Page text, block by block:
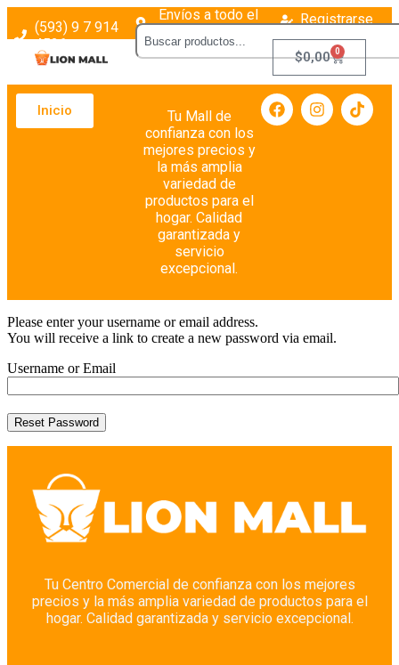
(593) 9 7 914
4526
Envíos a todo el
Registrarse
Login
$0,00 0
Inicio
Tu Mall de
confianza con los
mejores precios y
la más amplia
variedad de
productos para el
hogar. Calidad
garantizada y
servicio
excepcional.
Please enter your username or email address.
You will receive a link to create a new password via email.
Username or Email
Tu Centro Comercial de confianza con los mejores
precios y la más amplia variedad de productos para el
hogar. Calidad garantizada y servicio excepcional.